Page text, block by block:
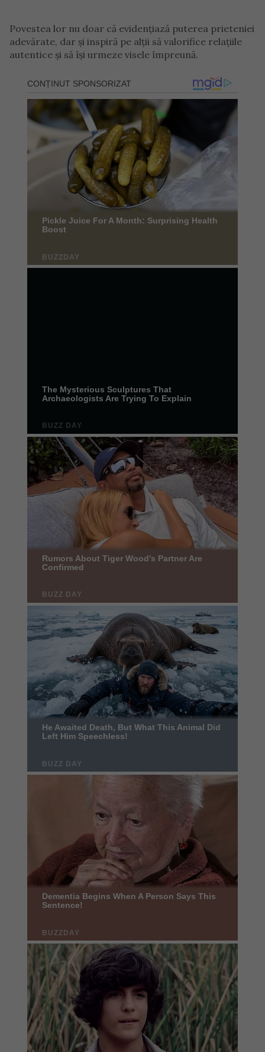
Povestea lor nu doar că evidențiază puterea prieteniei
adevărate, dar și inspiră pe alții să valorifice relațiile
autentice și să își urmeze visele împreună.